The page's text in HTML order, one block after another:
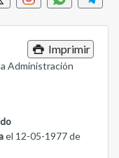
Imprimir
Administración
el 12-05-1977 de